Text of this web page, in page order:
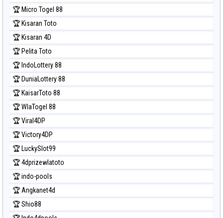
🏆 Micro Togel 88
🏆 Kisaran Toto
🏆 Kisaran 4D
🏆 Pelita Toto
🏆 IndoLottery 88
🏆 DuniaLottery 88
🏆 KaisarToto 88
🏆 WlaTogel 88
🏆 Viral4DP
🏆 Victory4DP
🏆 LuckySlot99
🏆 4dprizewlatoto
🏆 indo-pools
🏆 Angkanet4d
🏆 Shio88